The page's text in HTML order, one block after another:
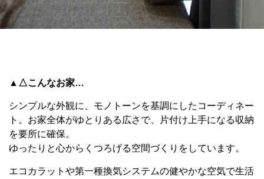
▲△こんなお家…
シンプルな外観に、モノトーンを基調にしたコーディネー
ト。お家全体がゆとりある広さで、片付け上手になる収納
を要所に確保。
ゆったりと心からくつろげる空間づくりをしています。
エコカラットや第一種換気システムの健やかな空気で生活